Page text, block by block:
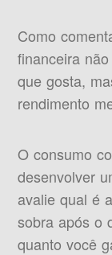
Como
financeira
que gosta,
rendimento
O consumo
desenvolver
avalie qual é
sobra após o
quanto você